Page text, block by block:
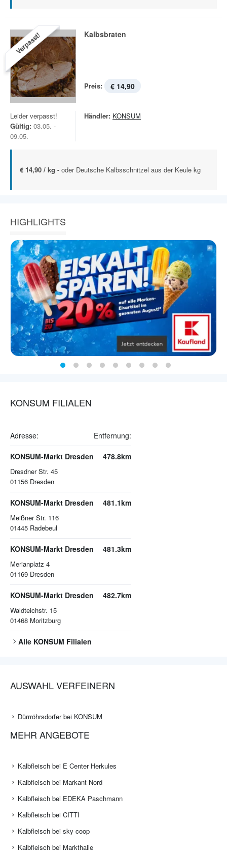
Verpasst! Kalbsbraten
Preis: € 14,90
Leider verpasst!
Gültig: 03.05. -
09.05.
Händler: KONSUM
€ 14,90 / kg - oder Deutsche Kalbsschnitzel aus der Keule kg
HIGHLIGHTS
KONSUM FILIALEN
Adresse: Entfernung:
KONSUM-Markt Dresden
Dresdner Str. 45
01156 Dresden
478.8km
KONSUM-Markt Dresden
Meißner Str. 116
01445 Radebeul
481.1km
KONSUM-Markt Dresden
Merianplatz 4
01169 Dresden
481.3km
KONSUM-Markt Dresden
Waldteichstr. 15
01468 Moritzburg
482.7km
Alle KONSUM Filialen
AUSWAHL VERFEINERN
Dürrröhrsdorfer bei KONSUM
MEHR ANGEBOTE
Kalbfleisch bei E Center Herkules
Kalbfleisch bei Markant Nord
Kalbfleisch bei EDEKA Paschmann
Kalbfleisch bei CITTI
Kalbfleisch bei sky coop
Kalbfleisch bei Markthalle